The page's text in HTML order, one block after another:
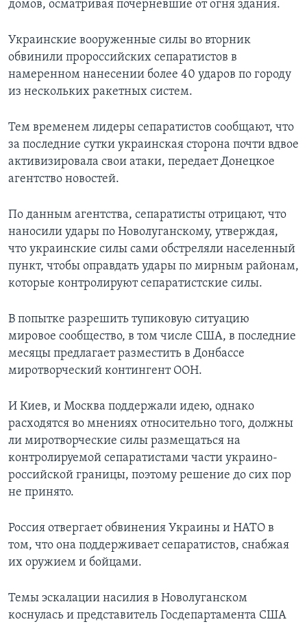
домов, осматривая почерневшие от огня здания.
Украинские вооруженные силы во вторник
обвинили пророссийских сепаратистов в
намеренном нанесении более 40 ударов по городу
из нескольких ракетных систем.
Тем временем лидеры сепаратистов сообщают, что
за последние сутки украинская сторона почти вдвое
активизировала свои атаки, передает Донецкое
агентство новостей.
По данным агентства, сепаратисты отрицают, что
наносили удары по Новолуганскому, утверждая,
что украинские силы сами обстреляли населенный
пункт, чтобы оправдать удары по мирным районам,
которые контролируют сепаратистские силы.
В попытке разрешить тупиковую ситуацию
мировое сообщество, в том числе США, в последние
месяцы предлагает разместить в Донбассе
миротворческий контингент ООН.
И Киев, и Москва поддержали идею, однако
расходятся во мнениях относительно того, должны
ли миротворческие силы размещаться на
контролируемой сепаратистами части украино-
российской границы, поэтому решение до сих пор
не принято.
Россия отвергает обвинения Украины и НАТО в
том, что она поддерживает сепаратистов, снабжая
их оружием и бойцами.
Темы эскалации насилия в Новолуганском
коснулась и представитель Госдепартамента США